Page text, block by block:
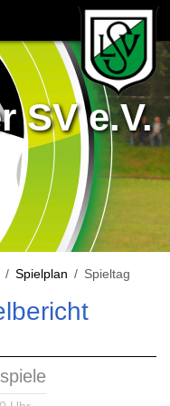
SV e.V.
Spielplan Spieltag